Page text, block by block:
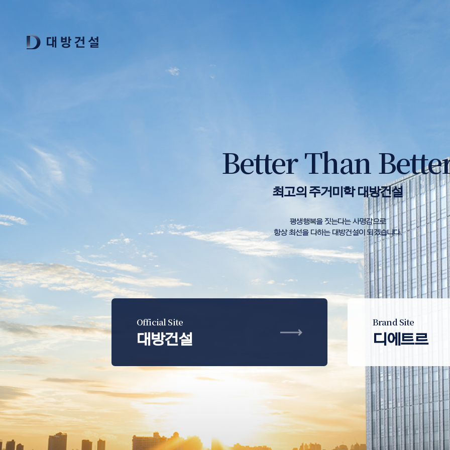
Better Than
최고의 주거미학 대방건설
평생행복을 짓는다는 사명감으로
항상 최선을 다하는 대방건설이 되겠습니다.
Official Site
대방건설
Brand Site
디에트르